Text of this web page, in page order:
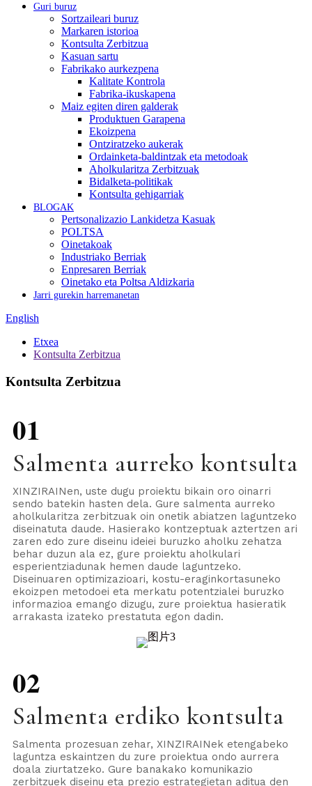
Guri buruz
Sortzaileari buruz
Markaren istorioa
Kontsulta Zerbitzua
Kasuan sartu
Fabrikako aurkezpena
Kalitate Kontrola
Fabrika-ikuskapena
Maiz egiten diren galderak
Produktuen Garapena
Ekoizpena
Ontziratzeko aukerak
Ordainketa-baldintzak eta metodoak
Aholkularitza Zerbitzuak
Bidalketa-politikak
Kontsulta gehigarriak
BLOGAK
Pertsonalizazio Lankidetza Kasuak
POLTSA
Oinetakoak
Industriako Berriak
Enpresaren Berriak
Oinetako eta Poltsa Aldizkaria
Jarri gurekin harremanetan
English
Etxea
Kontsulta Zerbitzua
Kontsulta Zerbitzua
01
Salmenta aurreko kontsulta
XINZIRAINen, uste dugu proiektu bikain oro oinarri
sendo batekin hasten dela. Gure salmenta aurreko
aholkularitza zerbitzuak oin onetik abiatzen laguntzeko
diseinatuta daude. Hasierako kontzeptuak aztertzen ari
zaren edo zure diseinu ideiei buruzko aholku zehatza
behar duzun ala ez, gure proiektu aholkulari
esperientziadunak hemen daude laguntzeko.
Diseinuaren optimizazioari, kostu-eraginkortasuneko
ekoizpen metodoei eta merkatu potentzialei buruzko
informazioa emango dizugu, zure proiektua hasieratik
arrakasta izateko prestatuta egon dadin.
02
Salmenta erdiko kontsulta
Salmenta prozesuan zehar, XINZIRAINek etengabeko
laguntza eskaintzen du zure proiektua ondo aurrera
doala ziurtatzeko. Gure banakako komunikazio
zerbitzuek diseinu eta prezio estrategietan aditua den